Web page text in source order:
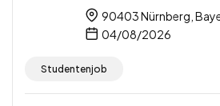
90403 Nürnberg,
04/08/2026
Studentenjob